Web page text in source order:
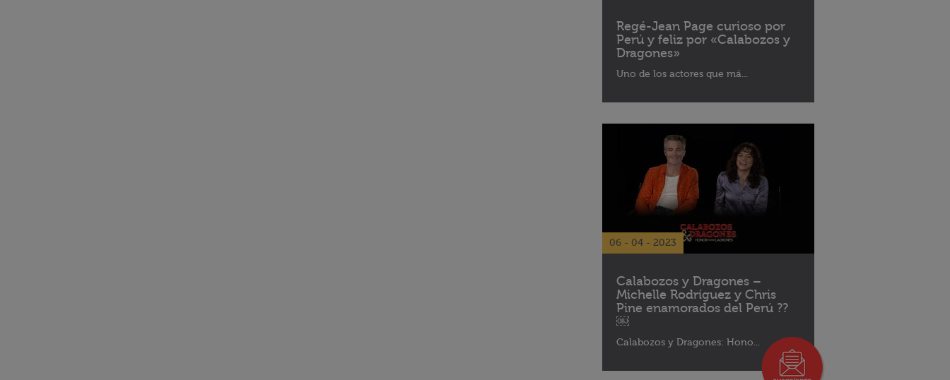
Regé-Jean Page curioso por
Perú y feliz por «Calabozos y
Dragones»
Uno de los actores que má...
06 - 04 - 2023
Calabozos y Dragones –
Michelle Rodríguez y Chris
Pine enamorados del Perú ??
￼
Calabozos y Dragones: Hono...